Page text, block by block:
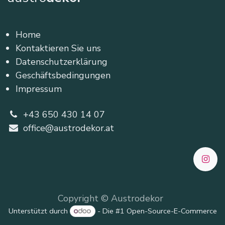
Home
Kontaktieren Sie uns
Datenschutzerklärung
Geschäftsbedingungen
Impressum
+43 650 430 14 07
office@austrodekor.at
Copyright © Austrodekor
Unterstützt durch - Die #1 Open-Source-E-Commerce